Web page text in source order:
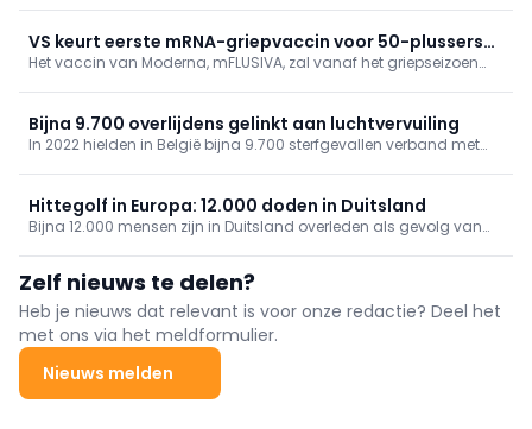
betrokken was. Het gaat om onderzoek dat kijkt naar de
immuunrespons.
VS keurt eerste mRNA-griepvaccin voor 50-plussers
goed
Het vaccin van Moderna, mFLUSIVA, zal vanaf het griepseizoen
Bijna 9.700 overlijdens gelinkt aan luchtvervuiling
In 2022 hielden in België bijna 9.700 sterfgevallen verband met
overlijden in kaart.
Hittegolf in Europa: 12.000 doden in Duitsland
Bijna 12.000 mensen zijn in Duitsland overleden als gevolg van
Zelf nieuws te delen?
Heb je nieuws dat relevant is voor onze redactie? Deel het
met ons via het meldformulier.
Nieuws melden